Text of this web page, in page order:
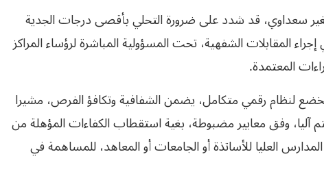
سعداوي، قد شدد على ضرورة التحلي بأقصى درجات الجدية
المقابلات الشفهية، تحت المسؤولية المباشرة لرؤساء المراكز
المعتمدة.
لنظام رقمي متكامل، يضمن الشفافية وتكافؤ الفرص، مشيرا
آليا، وفق معايير مضبوطة، بغية استقطاب الكفاءات المؤهلة من
العليا للأساتذة أو الجامعات أو المعاهد، للمساهمة في